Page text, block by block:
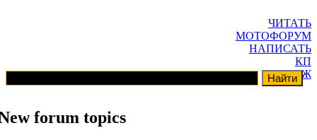
ЧИТАТЬ
МОТОФОРУМ
НАПИСАТЬ
КП
ГАРАЖ
forum topics